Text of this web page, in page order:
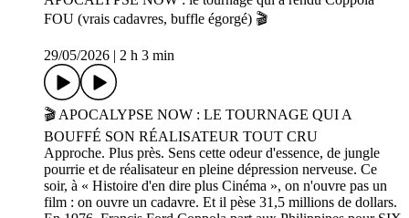
FOU (vrais cadavres, buffle égorgé) 🎬
29/05/2026 2 h 3 min
🎬 APOCALYPSE NOW : LE TOURNAGE QUI A
BOUFFÉ SON RÉALISATEUR TOUT CRU
Approche. Plus près. Sens cette odeur d'essence, de jungle
pourrie et de réalisateur en pleine dépression nerveuse. Ce
soir, à « Histoire d'en dire plus Cinéma », on n'ouvre pas un
film : on ouvre un cadavre. Et il pèse 31,5 millions de dollars.